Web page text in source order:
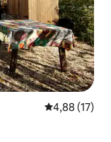
Note
4,88 (17)